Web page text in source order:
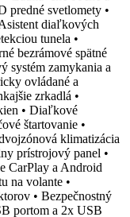
predné svetlomety •
diaľkových
tunela •
bezrámové spätné
systém zamykania a
ovládané a
zrkadlá •
• Diaľkové
štartovanie •
klimatizácia
prístrojový panel •
CarPlay a Android
na volante •
• Bezpečnostný
portom a 2x USB